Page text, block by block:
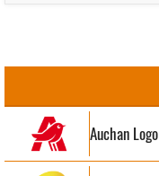
Auchan Logo